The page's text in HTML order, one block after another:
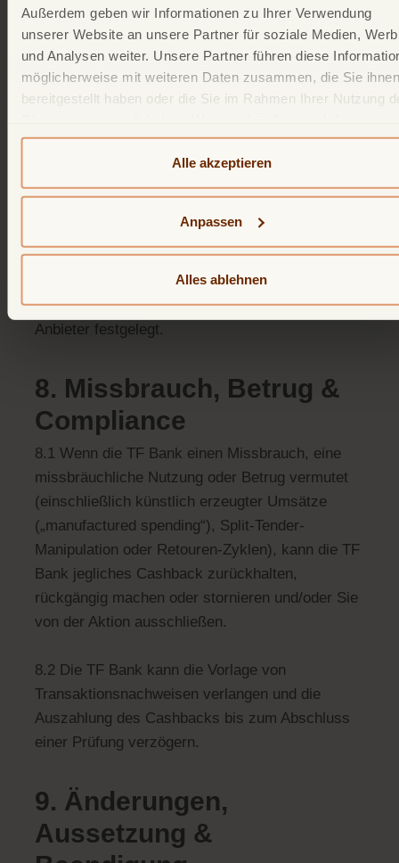
Außerdem geben wir Informationen zu Ihrer Verwendung
unserer Website an unsere Partner für soziale Medien,
und Analysen weiter. Unsere Partner führen diese
möglicherweise mit weiteren Daten zusammen, die Sie ihnen
bereitgestellt haben oder die Sie im Rahmen Ihrer Nutzung
finden Sie in unsererDatenschutzerklärungundCookie-
. Das Impressum können Siehier
Alle akzeptieren
Anpassen
Alles ablehnen
7.1 Um Cashback zu erhalten, muss die
Transaktion mit Apple Pay oder Google Pay unter
Verwendung Ihrer TF Bank Mastercard Gold
abgeschlossen werden. Die Verfügbarkeit der
den Bedingungen des jeweiligen Wallet-Anbieters
Apple Pay/Google Pay) gelten zusätzlich zu
Ihrem Karteninhabervertrag. Gerätekompatibilität,
Sicherheitsfunktionen und
Nutzungsbeschränkungen werden vom Wallet-
Anbieter festgelegt.
8. Missbrauch, Betrug &
Compliance
8.1 Wenn die TF Bank einen Missbrauch, eine
missbräuchliche Nutzung oder Betrug vermutet
(einschließlich künstlich erzeugter Umsätze
(„manufactured spending“), Split-Tender-
Manipulation oder Retouren-Zyklen), kann die TF
Bank jegliches Cashback zurückhalten,
rückgängig machen oder stornieren und/oder Sie
von der Aktion ausschließen.
8.2 Die TF Bank kann die Vorlage von
Transaktionsnachweisen verlangen und die
Auszahlung des Cashbacks bis zum Abschluss
einer Prüfung verzögern.
9. Änderungen,
Aussetzung &